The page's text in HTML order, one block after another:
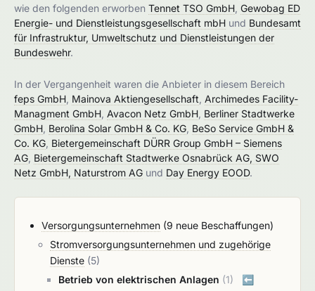
wie den folgenden erworben Tennet TSO GmbH Gewobag ED
Energie- und Dienstleistungsgesellschaft mbH und Bundesamt
für Infrastruktur, Umweltschutz und Dienstleistungen der
Bundeswehr.
In der Vergangenheit waren die Anbieter in diesem Bereich
feps GmbH Mainova Aktiengesellschaft Archimedes Facility-
Managment GmbH Avacon Netz GmbH Berliner Stadtwerke
GmbH Berolina Solar GmbH & Co. KG BeSo Service GmbH &
Co. KG Bietergemeinschaft DÜRR Group GmbH – Siemens
AG Bietergemeinschaft Stadtwerke Osnabrück AG, SWO
Netz GmbH, Naturstrom AG und Day Energy EOOD.
Versorgungsunternehmen (9 neue Beschaffungen)
Stromversorgungsunternehmen und zugehörige
Dienste (5)
Betrieb von elektrischen Anlagen (1) ⬅️